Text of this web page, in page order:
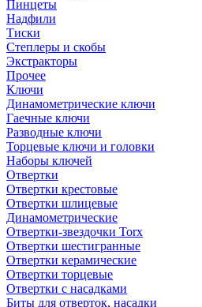
Пинцеты
Надфили
Тиски
Степлеры и скобы
Экстракторы
Прочее
Ключи
Динамометрические ключи
Гаечные ключи
Разводные ключи
Торцевые ключи и головки
Наборы ключей
Отвертки
Отвертки крестовые
Отвертки шлицевые
Динамометрические
Отвертки-звездочки Torx
Отвертки шестигранные
Отвертки керамические
Отвертки торцевые
Отвертки с насадками
Биты для отверток, насадки